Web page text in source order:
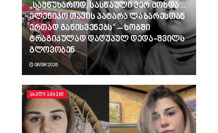
„სამწუხაროდ, სასწაული ვერ მოხდა…
ელენიკო თავის პატარა ლაზარესთან
ერთად განისვენებს“ – ხობში
ტრაგიკულად დაღუპულ დედა-შვილს
გლოვობენ
08/08/2026
ᲐᲮᲐᲚᲘ ᲐᲛᲑᲔᲑᲘ